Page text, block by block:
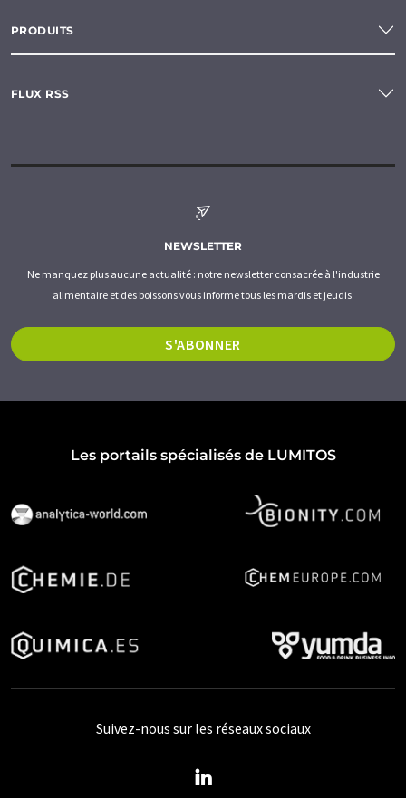
PRODUITS
FLUX RSS
NEWSLETTER
Ne manquez plus aucune actualité : notre newsletter consacrée à l'industrie
alimentaire et des boissons vous informe tous les mardis et jeudis.
S'ABONNER
Les portails spécialisés de LUMITOS
Suivez-nous sur les réseaux sociaux